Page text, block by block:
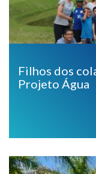
Filhos dos
Projeto Água